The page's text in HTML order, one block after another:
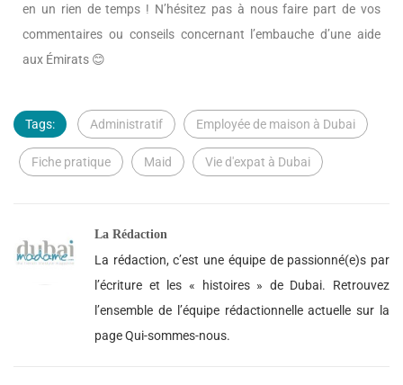
en un rien de temps ! N’hésitez pas à nous faire part de vos
commentaires ou conseils concernant l’embauche d’une aide
aux Émirats 😊
Tags: Administratif Employée de maison à Dubai
Fiche pratique Maid Vie d'expat à Dubai
La Rédaction
La rédaction, c’est une équipe de passionné(e)s par
l’écriture et les « histoires » de Dubai. Retrouvez
l’ensemble de l’équipe rédactionnelle actuelle sur la
page Qui-sommes-nous.